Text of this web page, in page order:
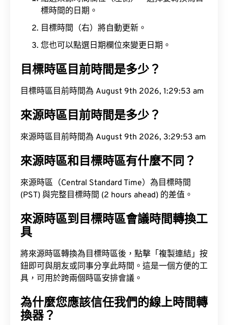
標時間的日期。
目標時間（右）將自動更新。
您也可以點選日期欄位來變更日期。
目標時區目前時間是多少？
目標時區目前時間為 August 9th 2026, 1:29:54 am
來源時區目前時間是多少？
來源時區目前時間為 August 9th 2026, 3:29:54 am
來源時區和目標時區有什麼不同？
來源時區（Central Standard Time）為目標時間
(PST) 與完整目標時間 (2 hours ahead) 的差值。
來源時區到目標時區會議時間轉換工
具
將來源時區轉換為目標時區後，點擊「複製連結」按
鈕即可與朋友或同事分享此時間。這是一個方便的工
具，可用於跨兩個時區安排會議。
為什麼您應該信任我們的線上時間轉
換器？